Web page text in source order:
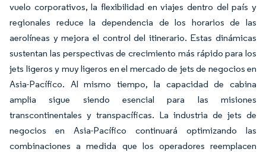
vuelo corporativos, la flexibilidad en viajes dentro del país y
regionales reduce la dependencia de los horarios de las
aerolíneas y mejora el control del itinerario. Estas dinámicas
sustentan las perspectivas de crecimiento más rápido para los
jets ligeros y muy ligeros en el mercado de jets de negocios en
Asia-Pacífico. Al mismo tiempo, la capacidad de cabina
amplia sigue siendo esencial para las misiones
transcontinentales y transpacíficas. La industria de jets de
negocios en Asia-Pacífico continuará optimizando las
combinaciones a medida que los operadores reemplacen